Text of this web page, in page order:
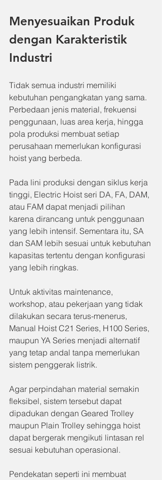
Menyesuaikan Produk
dengan Karakteristik
Industri
Tidak semua industri memiliki
kebutuhan pengangkatan yang sama.
Perbedaan jenis material, frekuensi
penggunaan, luas area kerja, hingga
pola produksi membuat setiap
perusahaan memerlukan konfigurasi
hoist yang berbeda.
Pada lini produksi dengan siklus kerja
tinggi, Electric Hoist seri DA, FA, DAM,
atau FAM dapat menjadi pilihan
karena dirancang untuk penggunaan
yang lebih intensif. Sementara itu, SA
dan SAM lebih sesuai untuk kebutuhan
kapasitas tertentu dengan konfigurasi
yang lebih ringkas.
Untuk aktivitas maintenance,
workshop, atau pekerjaan yang tidak
dilakukan secara terus-menerus,
Manual Hoist C21 Series, H100 Series,
maupun YA Series menjadi alternatif
yang tetap andal tanpa memerlukan
sistem penggerak listrik.
Agar perpindahan material semakin
fleksibel, sistem tersebut dapat
dipadukan dengan Geared Trolley
maupun Plain Trolley sehingga hoist
dapat bergerak mengikuti lintasan rel
sesuai kebutuhan operasional.
Pendekatan seperti ini membuat